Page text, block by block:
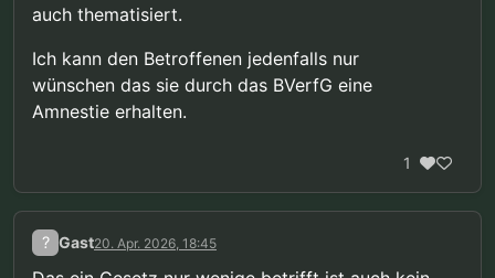
auch thematisiert.
Ich kann den Betroffenen jedenfalls nur
wünschen das sie durch das BVerfG eine
Amnestie erhalten.
1
? Gast20. Apr. 2026, 18:45